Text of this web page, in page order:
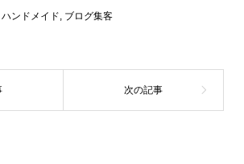
ハンドメイド, ブログ集客